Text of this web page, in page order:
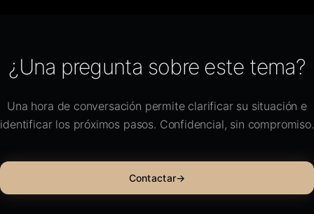
¿Una pregunta sobre este tema?
Una hora de conversación permite clarificar su situación e
identificar los próximos pasos. Confidencial, sin compromiso.
Contactar→